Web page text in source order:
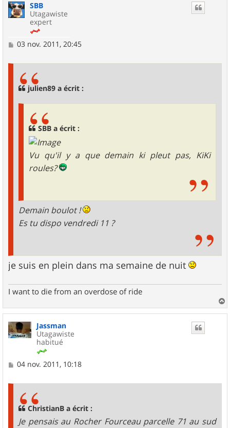
SBB
Utagawiste
expert
M
03 nov. 2011, 20:45
julien89 a écrit :
SBB a écrit :
Vu qu'il y a que demain ki pleut pas, KiKi
roules?
Demain boulot !
Es tu dispo vendredi 11 ?
je suis en plein dans ma semaine de nuit
I want to die from an overdose of ride
a
Jassman
Utagawiste
habitué
M
04 nov. 2011, 10:18
ChristianB a écrit :
Je pensais au Rocher Fourceau parcelle 71 au sud